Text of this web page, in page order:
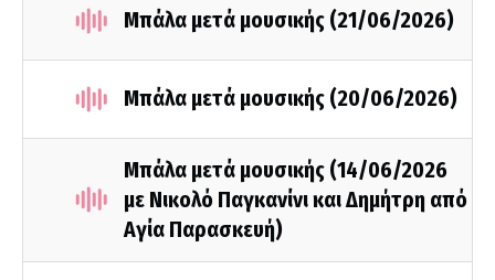
Μπάλα μετά μουσικής (21/06/2026)
Μπάλα μετά μουσικής (20/06/2026)
Μπάλα μετά μουσικής (14/06/2026
με Νικολό Παγκανίνι και Δημήτρη από
Αγία Παρασκευή)